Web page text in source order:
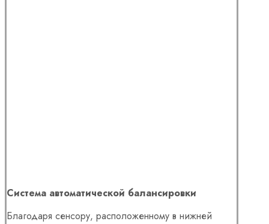
Система автоматической балансировки
Благодаря сенсору, расположенному в нижней